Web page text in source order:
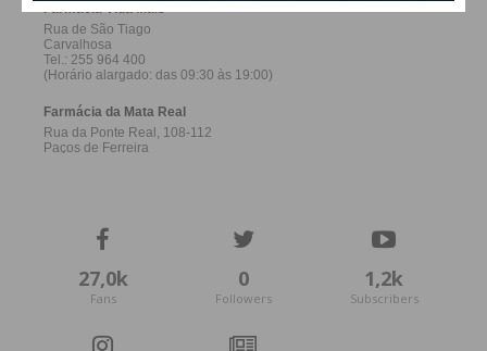
27,0k
Fans
0
Followers
1,2k
Subscribers